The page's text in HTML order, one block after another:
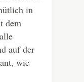
in
dem
auf der
wie